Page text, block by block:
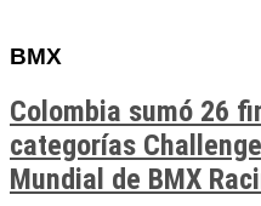
BMX
Colombia sumó 26
categorías
Mundial de BMX